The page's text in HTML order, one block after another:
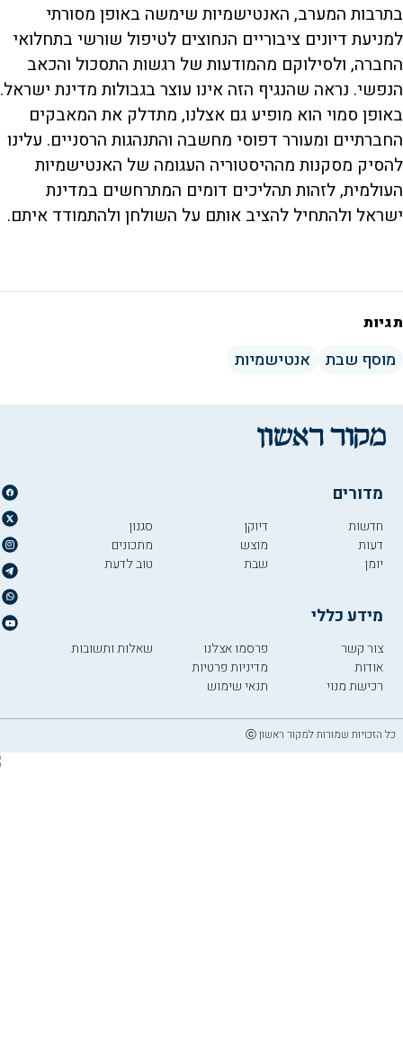
בתרבות המערב, האנטישמיות שימשה באופן מסורתי
למניעת דיונים ציבוריים הנחוצים לטיפול שורשי בתחלואי
החברה, ולסילוקם מהמודעות של רגשות התסכול והכאב
הנפשי. נראה שהנגיף הזה אינו עוצר בגבולות מדינת ישראל.
באופן סמוי הוא מופיע גם אצלנו, מתדלק את המאבקים
החברתיים ומעורר דפוסי מחשבה והתנהגות הרסניים. עלינו
להסיק מסקנות מההיסטוריה העגומה של האנטישמיות
העולמית, לזהות תהליכים דומים המתרחשים במדינת
ישראל ולהתחיל להציב אותם על השולחן ולהתמודד איתם.
תגיות
מוסף שבת אנטישמיות
מדורים
חדשות
דעות
יומן
דיוקן
מוצש
שבת
סגנון
מתכונים
טוב לדעת
מידע כללי
צור קשר
אודות
רכישת מנוי
פרסמו אצלנו
מדיניות פרטיות
תנאי שימוש
שאלות ותשובות
כל הזכויות שמורות למקור ראשון ⓒ